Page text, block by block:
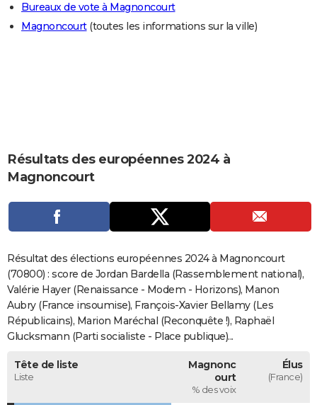
Art de vivre
Bien-être
Loisirs
Mode
Modes de vie
CARTE DE VOEUX
Carte de Noël
Carte Bonne année
Carte Saint-Valentin
Carte Pâques
Carte d'anniversaire
Dictionnaire
Biographies
Expressions
Proverbes
PROGRAMME TV
S'inscrire
Se connecter
Lycées
Collèges
Primaires
Universités
Entreprises
Service militaire
Avis de recherche
AVIS DE DÉCÈS
FORUM
Bricolage
Lifestyle
Culture
SportAuto
Television
Voyage
Cinema
Bureaux de vote à Magnoncourt
Magnoncourt(toutes les informations sur la ville)
Résultats des européennes 2024 à
Magnoncourt
Résultat des élections européennes 2024 à Magnoncourt
(70800) : score de Jordan Bardella (Rassemblement national),
Valérie Hayer (Renaissance - Modem - Horizons), Manon
Aubry (France insoumise), François-Xavier Bellamy (Les
Républicains), Marion Maréchal (Reconquête !), Raphaël
Glucksmann (Parti socialiste - Place publique)...
Tête de liste
Liste
Magnonc
ourt
% des voix
Élus
(France)